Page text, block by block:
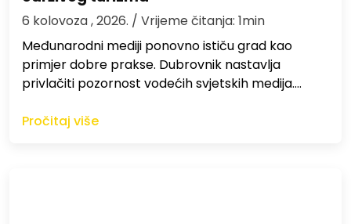
6 kolovoza , 2026. / Vrijeme čitanja: 1min
Međunarodni mediji ponovno ističu grad kao
primjer dobre prakse. Dubrovnik nastavlja
privlačiti pozornost vodećih svjetskih medija.…
Pročitaj više